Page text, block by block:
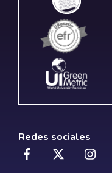
Redes sociales